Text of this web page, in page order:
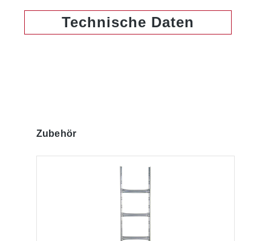
Technische Daten
Produktgalerie überspringen
Zubehör